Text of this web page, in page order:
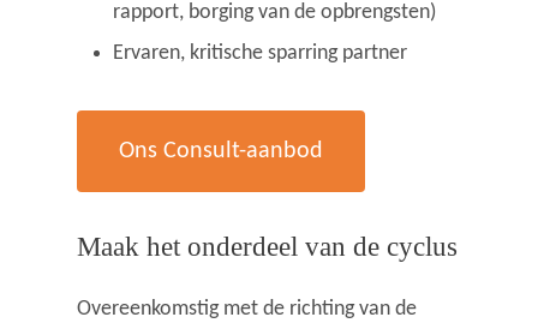
rapport, borging van de opbrengsten)
Ervaren, kritische sparring partner
Ons Consult-aanbod
Maak het onderdeel van de cyclus
Overeenkomstig met de richting van de